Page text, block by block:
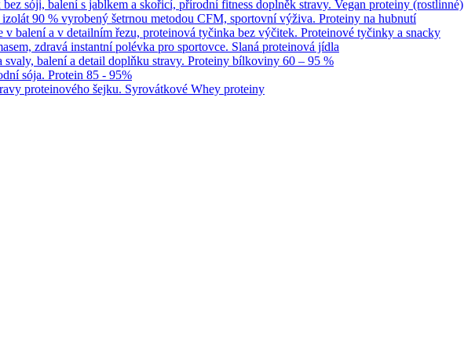
Vegan proteiny (rostlinné)
Proteiny na hubnutí
Proteinové tyčinky a snacky
Slaná proteinová jídla
Proteiny bílkoviny 60 – 95 %
Protein 85 - 95%
Syrovátkové Whey proteiny